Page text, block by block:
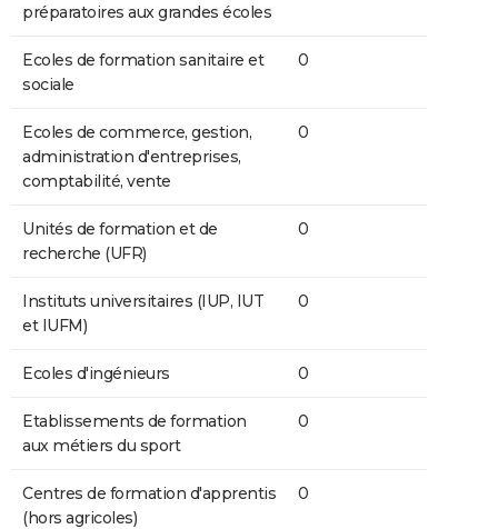
préparatoires aux grandes écoles
Ecoles de formation sanitaire et
sociale
0
Ecoles de commerce, gestion,
administration d'entreprises,
comptabilité, vente
0
Unités de formation et de
recherche (UFR)
0
Instituts universitaires (IUP, IUT
et IUFM)
0
Ecoles d'ingénieurs 0
Etablissements de formation
aux métiers du sport
0
Centres de formation d'apprentis
(hors agricoles)
0